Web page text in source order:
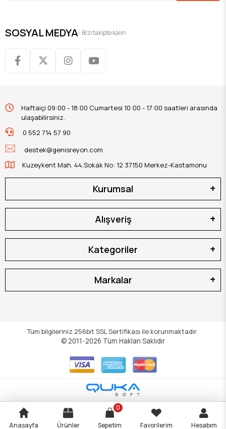
SOSYAL MEDYA- Bizi takipte kalın
Haftaiçi 09:00 - 18:00 Cumartesi 10:00 - 17:00 saatleri arasında
ulaşabilirsiniz.
0 552 714 57 90
destek@genisreyon.com
Kuzeykent Mah. 44.Sokak No: 12 37150 Merkez-Kastamonu
Kurumsal
Alışveriş
Kategoriler
Markalar
Tüm bilgileriniz 256bit SSL Sertifikası ile korunmaktadır.
© 2011-2026 Tüm Hakları Saklıdır
Anasayfa Ürünler Sepetim
0
Favorilerim Hesabım